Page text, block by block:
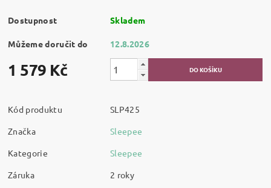
Dostupnost Skladem
Můžeme doručit do 12.8.2026
1 579 Kč
Kód produktu
SLP425
Značka
Sleepee
Kategorie
Sleepee
Záruka
2 roky